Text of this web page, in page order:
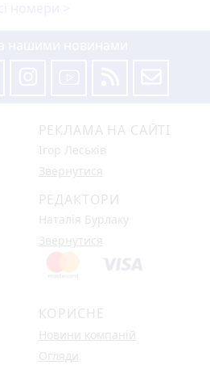
РЕКЛАМА НА САЙТІ
Ігор Леськів
Звернутися
РЕДАКТОРИ
Наталія Бурлаку
Звернутися
КОРИСНЕ
Новини компаній
Огляди